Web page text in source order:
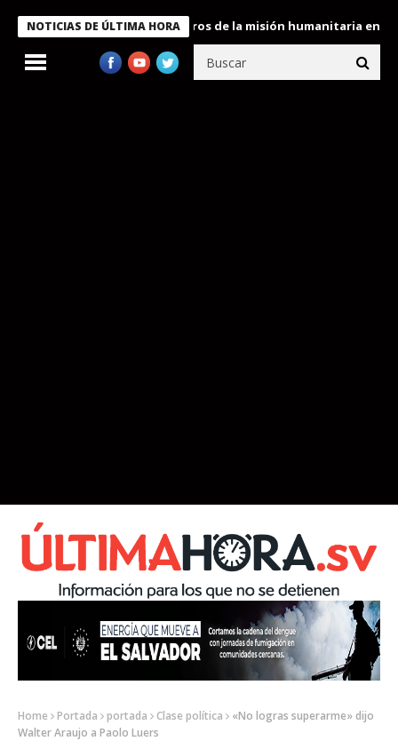
NOTICIAS DE ÚLTIMA HORA
condecora a miembros de la misión humanitaria enviada a
Home Portada portada Clase política
«No logras superarme» dijo
Walter Araujo a Paolo Luers